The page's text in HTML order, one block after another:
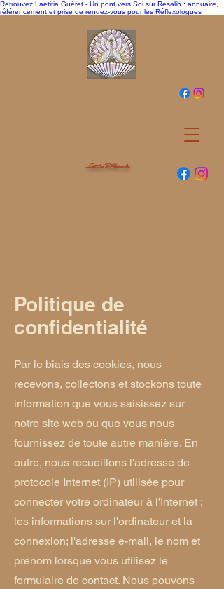
Retrouvez Laetitia Guéret - Un pont vers Soi sur Resalib : annuaire,
référencement et prise de rendez-vous pour les Réflexologues
Laëtitia D'Alessandro
Politique de
confidentialité
Par le biais des cookies, nous
recevons, collectons et stockons toute
information que vous saisissez sur
notre site web ou que vous nous
fournissez de toute autre manière. En
outre, nous recueillons l'adresse de
protocole Internet (IP) utilisée pour
connecter votre ordinateur à l'Internet ;
les informations sur l'ordinateur et la
connexion; l'adresse e-mail, le nom et
prénom lorsque vous utilisez le
formulaire de contact. Nous pouvons